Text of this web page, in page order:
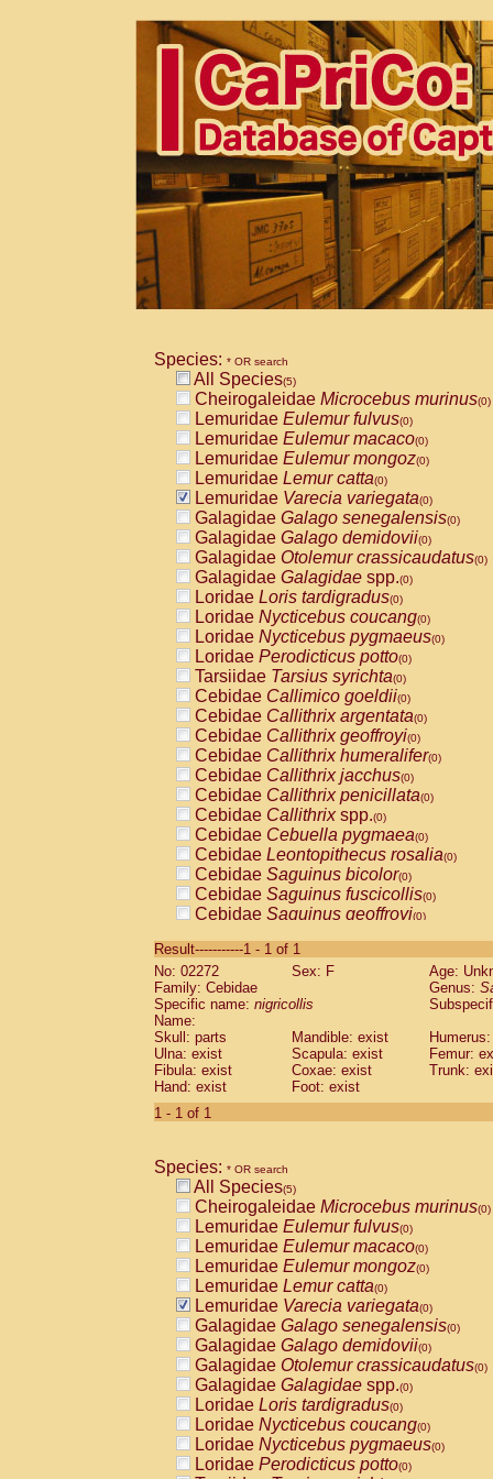
Species: * OR search
All Species(5)
Cheirogaleidae Microcebus murinus(0)
Lemuridae Eulemur fulvus(0)
Lemuridae Eulemur macaco(0)
Lemuridae Eulemur mongoz(0)
Lemuridae Lemur catta(0)
Lemuridae Varecia variegata(0)
Galagidae Galago senegalensis(0)
Galagidae Galago demidovii(0)
Galagidae Otolemur crassicaudatus(0)
Galagidae Galagidae spp.(0)
Loridae Loris tardigradus(0)
Loridae Nycticebus coucang(0)
Loridae Nycticebus pygmaeus(0)
Loridae Perodicticus potto(0)
Tarsiidae Tarsius syrichta(0)
Cebidae Callimico goeldii(0)
Cebidae Callithrix argentata(0)
Cebidae Callithrix geoffroyi(0)
Cebidae Callithrix humeralifer(0)
Cebidae Callithrix jacchus(0)
Cebidae Callithrix penicillata(0)
Cebidae Callithrixspp.(0)
Cebidae Cebuella pygmaea(0)
Cebidae Leontopithecus rosalia(0)
Cebidae Saguinus bicolor(0)
Cebidae Saguinus fuscicollis(0)
Cebidae Saguinus geoffroyi(0)
CebidaeSaguinus labiatus(0)
Cebidae Saguinus leucopus (0)
Cebidae
CebidaeSaguinus mystax
Cebidae Saguinus nigricollis (1)
Cebidae Saguinus oedipus
Cebidae Saguinus weddelli
Cebidae Saguinusspp.
Cebidae
CebidaeCebus capucinus
CebidaeCebus nigrivittatus
CebidaeCebus spp.(0)
CebidaeSaimiri boliviensis(0)
CebidaeSaimiri sciureus(0)
AtelidaeAlouatta caraya(0)
AtelidaeAlouatta fusca(0)
AtelidaeAlouatta seniculus(0)
AtelidaeAlouattaspp.(0)
AtelidaeAteles belzebuth(0)
AtelidaeAteles geoffroyi(0)
AtelidaeAteles paniscus(0)
AtelidaeAtelesspp.(0)
AtelidaeLagothrix lagothricha(0)
AtelidaeLagothrix lagothricha cana
PitheciidaeCacajao calvus
Result-----------1 - 1 of 1
No: 02272
Sex: F
Age:
Family: Cebidae
Genus:
Specific name: nigricollis
Name:
Skull: parts
Mandible: exist
Ulna: exist
Scapula: exist
Femur:
Fibula: exist
Coxae: exist
Trunk:
Hand: exist
Foot: exist
1 - 1 of 1
Species: * OR search
All Species(5)
Cheirogaleidae Microcebus murinus(0)
Lemuridae Eulemur fulvus(0)
Lemuridae Eulemur macaco(0)
Lemuridae Eulemur mongoz(0)
Lemuridae Lemur catta(0)
Lemuridae Varecia variegata(0)
Galagidae Galago senegalensis(0)
Galagidae Galago demidovii(0)
Galagidae Otolemur crassicaudatus(0)
Galagidae Galagidae spp.(0)
Loridae Loris tardigradus(0)
Loridae Nycticebus coucang(0)
Loridae Nycticebus pygmaeus(0)
Loridae Perodicticus potto(0)